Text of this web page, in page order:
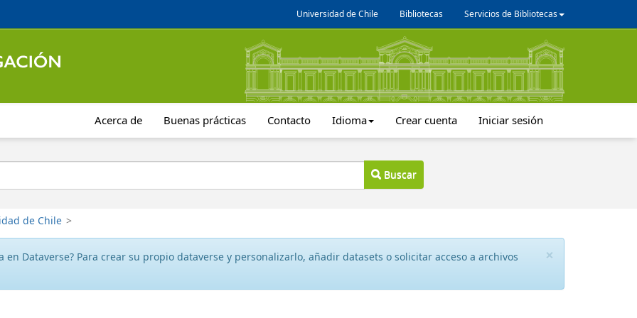
Universidad de Chile Bibliotecas Servicios de Bibliotecas
Acerca de Buenas prácticas Contacto Idioma Crear cuenta Iniciar sesión
Buscar
de Chile >
×
en Dataverse? Para crear su propio dataverse y personalizarlo, añadir datasets o solicitar acceso a archivos